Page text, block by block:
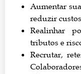
Aumentar
reduzir
Realinhar
tributos e
Recrutar,